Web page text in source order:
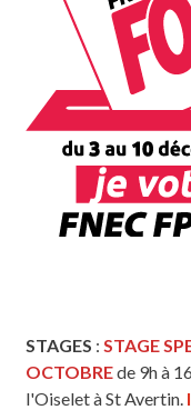
STAGES : STAGE
OCTOBREde 9h à
l'Oiselet à St Avertin.